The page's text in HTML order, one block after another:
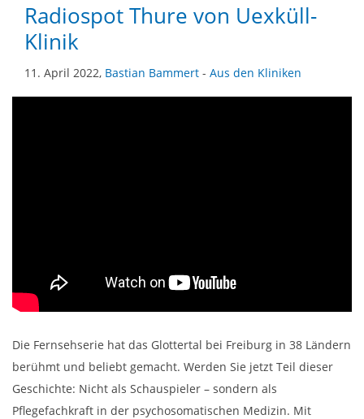
Radiospot Thure von Uexküll-
Klinik
11. April 2022, Bastian Bammert - Aus den Kliniken
Die Fernsehserie hat das Glottertal bei Freiburg in 38 Ländern
berühmt und beliebt gemacht. Werden Sie jetzt Teil dieser
Geschichte: Nicht als Schauspieler – sondern als
Pflegefachkraft in der psychosomatischen Medizin. Mit